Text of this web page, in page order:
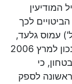
לכך
עמוס גלעד,
לשעבר ראש חטיבת המחקר באמ"ן ונכון למרץ 2006
כי
לספק